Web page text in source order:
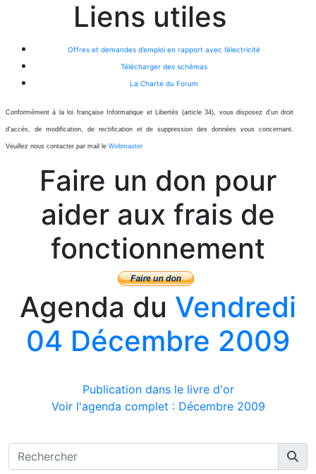
Liens utiles
Offres et demandes d’emploi en rapport avec l’électricité
Télécharger des schémas
La Charte du Forum
Conformément à la loi française Informatique et Libertés (article 34), vous disposez d'un droit
d'accès, de modification, de rectification et de suppression des données vous concernant.
Veuillez nous contacter par mail le Webmaster
Faire un don pour
aider aux frais de
fonctionnement
Agenda du Vendredi
04 Décembre 2009
Publication dans le livre d'or
Voir l'agenda complet : Décembre 2009